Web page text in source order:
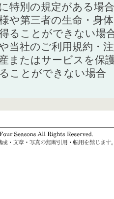
特別の規定がある場合
様や第三者の生命・身
ることができない場
や当社のご利用規約・
またはサービスを保
ことができない場合